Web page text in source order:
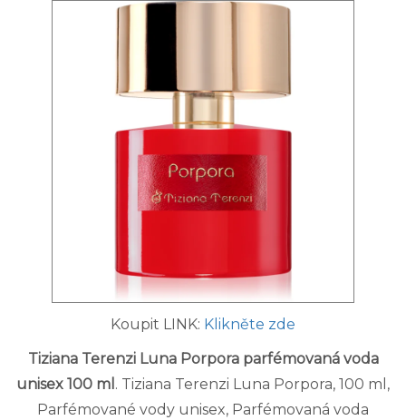
Koupit LINK: Klikněte zde
Tiziana Terenzi Luna Porpora parfémovaná voda
unisex 100 ml . Tiziana Terenzi Luna Porpora, 100 ml,
Parfémované vody unisex, Parfémovaná voda